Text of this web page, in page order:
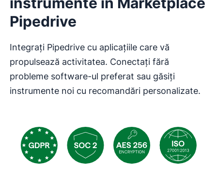
Pipedrive
Integrați Pipedrive cu aplicațiile care vă
propulsează activitatea. Conectați fără
probleme software-ul preferat sau găsiți
instrumente noi cu recomandări personalizate.